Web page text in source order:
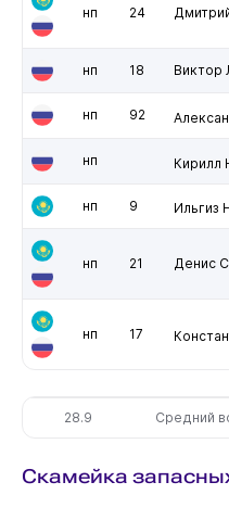
нп 24
нп 18 Виктор
нп 92
нп Кирилл
нп 9 Ильгиз
нп 21 Денис
нп 17
28.9 Средний
Скамейка